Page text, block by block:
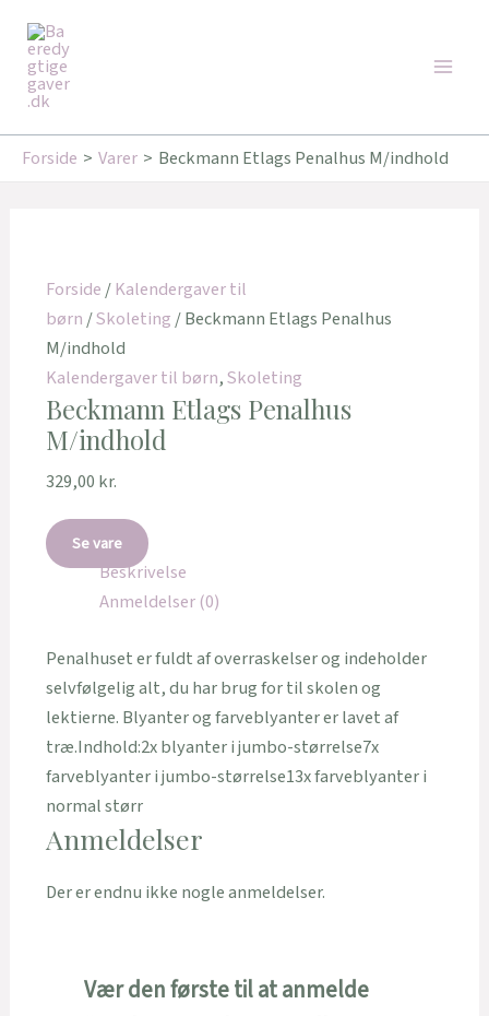
indholdet
Forside Varer Beckmann Etlags Penalhus M/indhold
Forside/Kalendergaver til
børn/Skoleting/ Beckmann Etlags Penalhus
M/indhold
Kalendergaver til børn,Skoleting
Beckmann Etlags Penalhus
M/indhold
329,00 kr.
Se vare
Beskrivelse
Anmeldelser (0)
Penalhuset er fuldt af overraskelser og indeholder
selvfølgelig alt, du har brug for til skolen og
lektierne. Blyanter og farveblyanter er lavet af
træ.Indhold:2x blyanter i jumbo-størrelse7x
farveblyanter i jumbo-størrelse13x farveblyanter i
normal størr
Anmeldelser
Der er endnu ikke nogle anmeldelser.
Vær den første til at anmelde